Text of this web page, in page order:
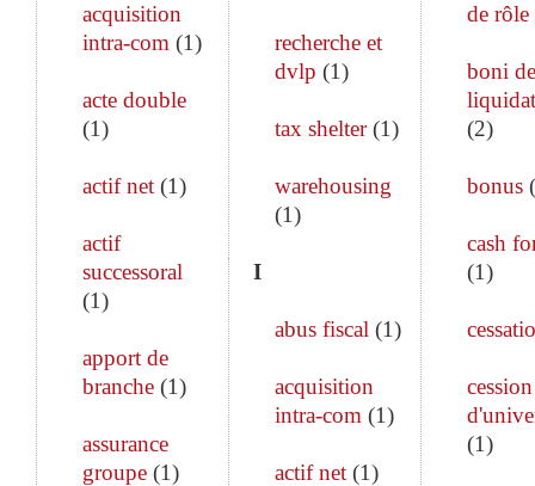
acquisition
intra-com (1)
acte double
(1)
actif net (1)
actif
successoral
(1)
apport de
branche (1)
assurance
groupe (1)
recherche et
dvlp (1)
tax shelter(1)
warehousing
(1)
I
abus fiscal (1)
acquisition
intra-com (1)
actif net(1)
de rôle
boni de
(2)
bonus(
cash
(1)
cession
(1)